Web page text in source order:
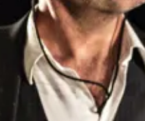
de Jean Racine,
En 2012, elle
projet hybride du
en tant
« arts vivants ». En
en scène un solo
et